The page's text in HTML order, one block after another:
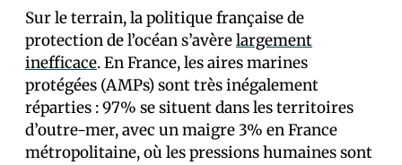
Sur le terrain, la politique française de
protection de l’océan s’avèrelargement
inefficace. En France, les aires marines
protégées (AMPs) sont très inégalement
réparties : 97% se situent dans les territoires
d’outre-mer, avec un maigre 3% en France
métropolitaine, où les pressions humaines sont